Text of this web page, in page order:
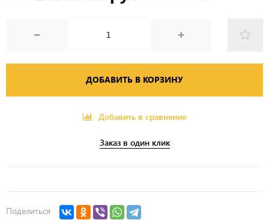
ДОБАВИТЬ В КОРЗИНУ
Добавить в сравнение
Заказ в один клик
Поделиться